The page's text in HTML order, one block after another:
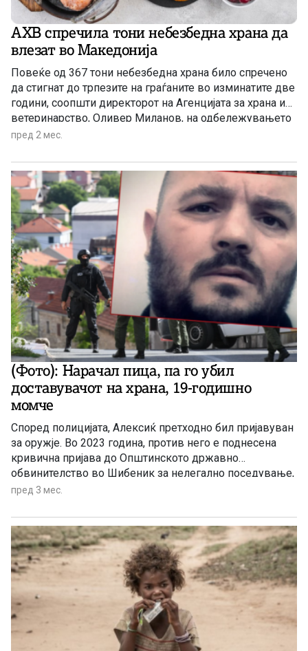
АХВ спречила тони небезбедна храна да
влезат во Македонија
Повеќе од 367 тони небезбедна храна било спречено
да стигнат до трпезите на граѓаните во изминатите две
години, соопшти директорот на Агенцијата за храна и
ветеринарство, Оливер Миланов, на одбележувањето
на 15-годишнината од постоењето на институцијата и
пред 2 мес.
(Фото): Нарачал пица, па го убил
доставувачот на храна, 19-годишно
момче
Според полицијата, Алексиќ претходно бил пријавуван
за оружје. Во 2023 година, против него е поднесена
кривична пријава до Општинското државно
обвинителство во Шибеник за нелегално поседување,
производство и набавување оружје и експлозивни
е убиен 19-годишникот и како осомничениот стигнал
до него.
пред 3 мес.